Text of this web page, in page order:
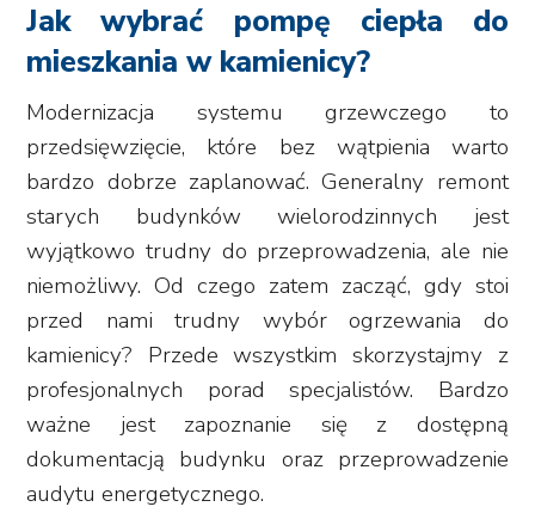
Jak wybrać pompę ciepła do
mieszkania w kamienicy?
Modernizacja systemu grzewczego to
przedsięwzięcie, które bez wątpienia warto
bardzo dobrze zaplanować. Generalny remont
starych budynków wielorodzinnych jest
wyjątkowo trudny do przeprowadzenia, ale nie
niemożliwy. Od czego zatem zacząć, gdy stoi
przed nami trudny wybór ogrzewania do
kamienicy? Przede wszystkim skorzystajmy z
profesjonalnych porad specjalistów. Bardzo
ważne jest zapoznanie się z dostępną
dokumentacją budynku oraz przeprowadzenie
audytu energetycznego.